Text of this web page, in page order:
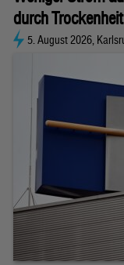
durch Trockenheit
5. August 2026,